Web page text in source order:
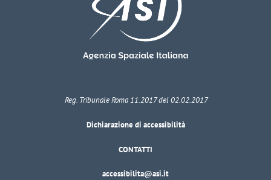
Reg. Tribunale Roma 11.2017 del 02.02.2017
Dichiarazione di accessibilità
CONTATTI
accessibilita@asi.it